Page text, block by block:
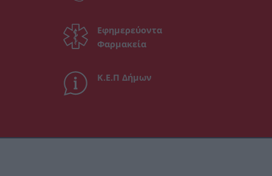
Εφημερεύοντα
Φαρμακεία
Κ.Ε.Π Δήμων